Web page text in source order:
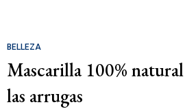
BELLEZA
Mascarilla 100%
las arrugas